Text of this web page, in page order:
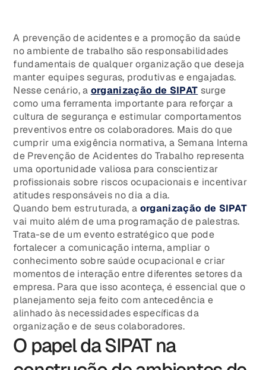
A prevenção de acidentes e a promoção da saúde
no ambiente de trabalho são responsabilidades
fundamentais de qualquer organização que deseja
manter equipes seguras, produtivas e engajadas.
Nesse cenário, a organização de SIPAT surge
como uma ferramenta importante para reforçar a
cultura de segurança e estimular comportamentos
preventivos entre os colaboradores. Mais do que
cumprir uma exigência normativa, a Semana Interna
de Prevenção de Acidentes do Trabalho representa
uma oportunidade valiosa para conscientizar
profissionais sobre riscos ocupacionais e incentivar
atitudes responsáveis no dia a dia.
Quando bem estruturada, a organização de SIPAT
vai muito além de uma programação de palestras.
Trata-se de um evento estratégico que pode
fortalecer a comunicação interna, ampliar o
conhecimento sobre saúde ocupacional e criar
momentos de interação entre diferentes setores da
empresa. Para que isso aconteça, é essencial que o
planejamento seja feito com antecedência e
alinhado às necessidades específicas da
organização e de seus colaboradores.
O papel da SIPAT na